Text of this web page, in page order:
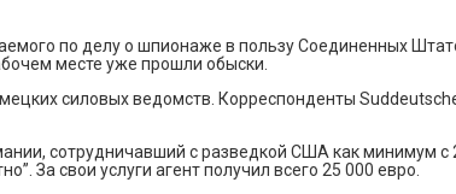
по делу о шпионаже в пользу Соединенных
месте уже прошли обыски.
силовых ведомств. Корреспонденты
сотрудничавший с разведкой США как минимум с
За свои услуги агент получил всего 25 000 евро.